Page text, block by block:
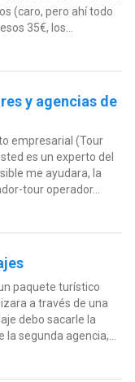
(caro, pero ahí todo
35€, los...
y agencias de
empresarial (Tour
es un experto del
me ayudara, la
tour operador...
paquete turístico
a través de una
debo sacarle la
segunda agencia,...